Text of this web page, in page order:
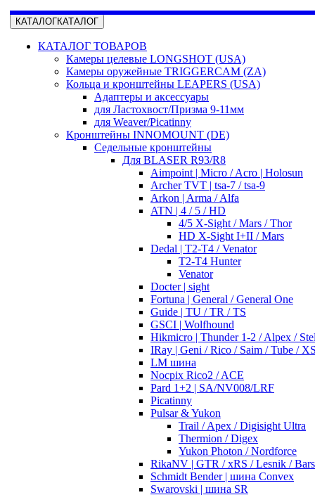
КАТАЛОГКАТАЛОГ
КАТАЛОГ ТОВАРОВ
Камеры целевые LONGSHOT (USA)
Камеры оружейные TRIGGERCAM (ZA)
Кольца и кронштейны LEAPERS (USA)
Адаптеры и аксессуары
для Ластохвост/Призма 9-11мм
для Weaver/Picatinny
Кронштейны INNOMOUNT (DE)
Седельные кронштейны
Для BLASER R93/R8
Aimpoint | Micro / Acro | Holosun
Archer TVT | tsa-7 / tsa-9
Arkon | Arma / Alfa
ATN | 4 / 5 / HD
4/5 X-Sight / Mars / Thor
HD X-Sight I+II / Mars
Dedal | T2-T4 / Venator
T2-T4 Hunter
Venator
Docter | sight
Fortuna | General / General One
Guide | TU / TR / TS
GSCI | Wolfhound
Hikmicro | Thunder 1-2 / Alpex /
IRay | Geni / Rico / Saim / Tube /
LM шина
Nocpix Rico2 / ACE
Pard 1+2 | SA/NV008/LRF
Picatinny
Pulsar & Yukon
Trail / Apex / Digisight Ultra
Thermion / Digex
Yukon Photon / Nordforce
RikaNV | GTR / xRS / Lesnik /
Schmidt Bender | шина Convex
Swarovski | шина SR